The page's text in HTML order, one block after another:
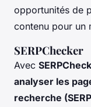
opportunités de
contenu pour un
SERPChecker
Avec
analyser les
recherche